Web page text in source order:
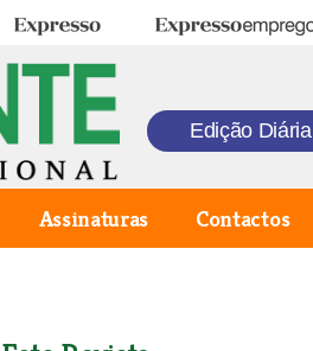
Expresso Expresso Emprego
Edição Diária
Assinaturas Contactos